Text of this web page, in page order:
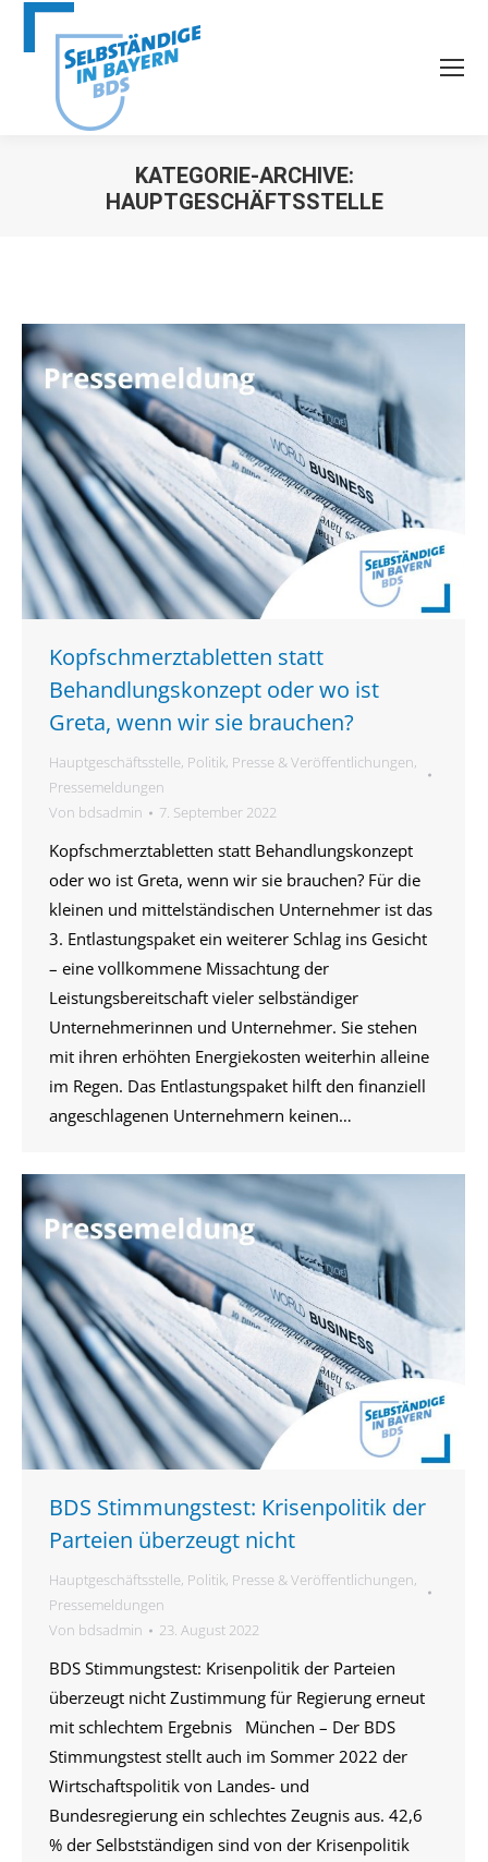
KATEGORIE-ARCHIVE:
HAUPTGESCHÄFTSSTELLE
Kopfschmerztabletten statt
Behandlungskonzept oder wo ist
Greta, wenn wir sie brauchen?
Hauptgeschäftsstelle, Politik, Presse & Veröffentlichungen,
Pressemeldungen
Von bdsadmin 7. September 2022
Kopfschmerztabletten statt Behandlungskonzept
oder wo ist Greta, wenn wir sie brauchen? Für die
kleinen und mittelständischen Unternehmer ist das
3. Entlastungspaket ein weiterer Schlag ins Gesicht
– eine vollkommene Missachtung der
Leistungsbereitschaft vieler selbständiger
Unternehmerinnen und Unternehmer. Sie stehen
mit ihren erhöhten Energiekosten weiterhin alleine
im Regen. Das Entlastungspaket hilft den finanziell
angeschlagenen Unternehmern keinen…
BDS Stimmungstest: Krisenpolitik der
Parteien überzeugt nicht
Hauptgeschäftsstelle, Politik, Presse & Veröffentlichungen,
Pressemeldungen
Von bdsadmin 23. August 2022
BDS Stimmungstest: Krisenpolitik der Parteien
überzeugt nicht Zustimmung für Regierung erneut
mit schlechtem Ergebnis München – Der BDS
Stimmungstest stellt auch im Sommer 2022 der
Wirtschaftspolitik von Landes- und
Bundesregierung ein schlechtes Zeugnis aus. 42,6
% der Selbstständigen sind von der Krisenpolitik